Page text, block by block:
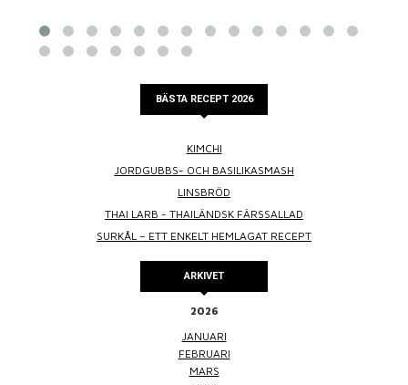
BÄSTA RECEPT 2026
KIMCHI
JORDGUBBS- OCH BASILIKASMASH
LINSBRÖD
THAI LARB - THAILÄNDSK FÄRSSALLAD
SURKÅL – ETT ENKELT HEMLAGAT RECEPT
ARKIVET
2026
JANUARI
FEBRUARI
MARS